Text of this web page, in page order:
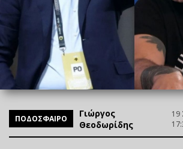
ΠΟΔΟΣΦΑΙΡΟ
Γιώργος
Θεοδωρίδης
19